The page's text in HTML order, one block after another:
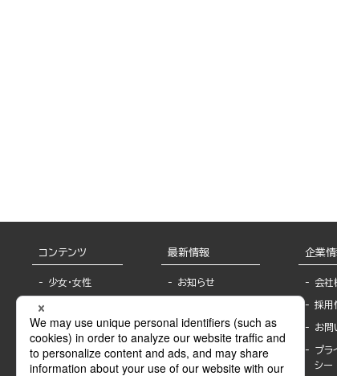
コンテンツ
少女・女性
BL
ライトノベル
青年・一般
最新情報
お知らせ
報
書店様へ
海外ライセンシー
企業
会社
採用
お問
プラ
シー